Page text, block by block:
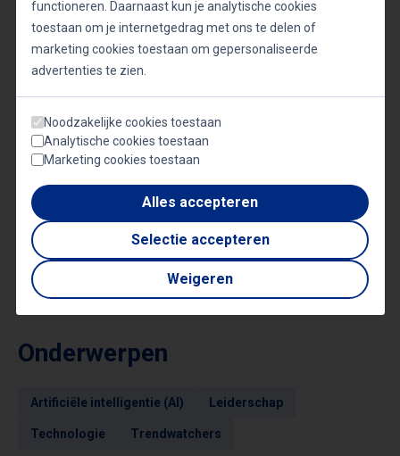
boeken voor een lezing of workshop krijgen
concrete handvatten om morgen al te starten. Hij is
te boeken als keynote spreker of
Lezingen van Patrick Willer
Golven van overvloed
Onderwerpen
Artificiële intelligentie (AI) Leiderschap
Technologie Trendwatchers
functioneren. Daarnaast kun je analytische cookies
toestaan om je internetgedrag met ons te delen of
marketing cookies toestaan om gepersonaliseerde
advertenties te zien.
Noodzakelijke cookies toestaan
Analytische cookies toestaan
Marketing cookies toestaan
Alles accepteren
Selectie accepteren
Weigeren